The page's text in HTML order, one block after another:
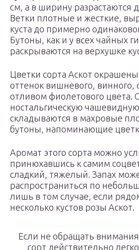
см, а в ширину разрастаются
Ветки плотные и жесткие,
куста до примерно
Бутоны, как и у всех чайных
раскрываются на верхушке
Цветки сорта Аскот
оттенок вишневого,
отливом фиолетового цвета.
ностальгическую
складываются в махровые
бутоны, напоминающие
Аромат этого сорта можно
принюхавшись к самим
сладкий, тяжелый. Запах
распространиться по
лишь в том случае, если
несколько кустов розы Аскот.
Если не обращать внимания
сорт действительно